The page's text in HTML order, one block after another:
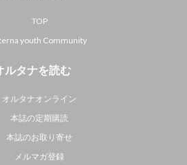
TOP
youth Community
ルタナを読む
オルタナオンライン
本誌の定期購読
本誌のお取り寄せ
メルマガ登録